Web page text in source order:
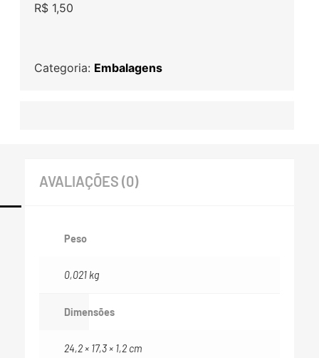
R$1,50
Categoria: Embalagens
AVALIAÇÕES (0)
Peso
0,021 kg
Dimensões
24,2 × 17,3 × 1,2 cm